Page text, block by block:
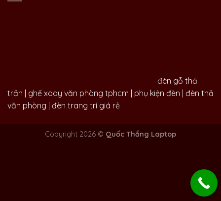
đèn gỗ thả
trần | ghế xoay văn phòng tphcm | phụ kiện đèn | đèn thả
văn phòng | đèn trang trí giá rẻ
Copyright 2026 © Quốc Thắng Laptop